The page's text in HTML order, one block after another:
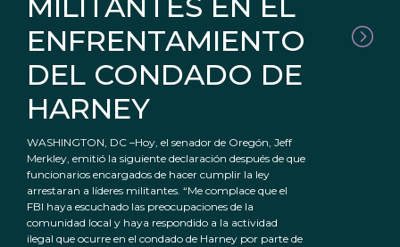
MILITANTES EN EL
ENFRENTAMIENTO
DEL CONDADO DE
HARNEY
WASHINGTON, DC –Hoy, el senador de Oregón, Jeff
Merkley, emitió la siguiente declaración después de que
funcionarios encargados de hacer cumplir la ley
arrestaran a líderes militantes. “Me complace que el
FBI haya escuchado las preocupaciones de la
comunidad local y haya respondido a la actividad
ilegal que ocurre en el condado de Harney por parte de